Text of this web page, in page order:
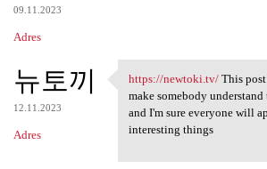
09.11.2023
Adres
뉴토끼
12.11.2023
Adres
https://newtoki.tv/
https://newtoki.tv/This post
make somebody
and I'm sure everyone will
interesting things